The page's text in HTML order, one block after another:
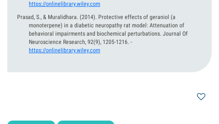
https://onlinelibrary.wiley.com
Prasad, S., & Muralidhara. (2014). Protective effects of geraniol (a
monoterpene) in a diabetic neuropathy rat model: Attenuation of
behavioral impairments and biochemical perturbations. Journal Of
Neuroscience Research, 92(9), 1205-1216. -
https://onlinelibrary.wiley.com